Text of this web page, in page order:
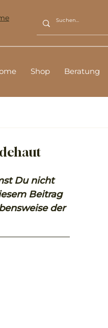
Shop Beratung
Du nicht
Beitrag
der